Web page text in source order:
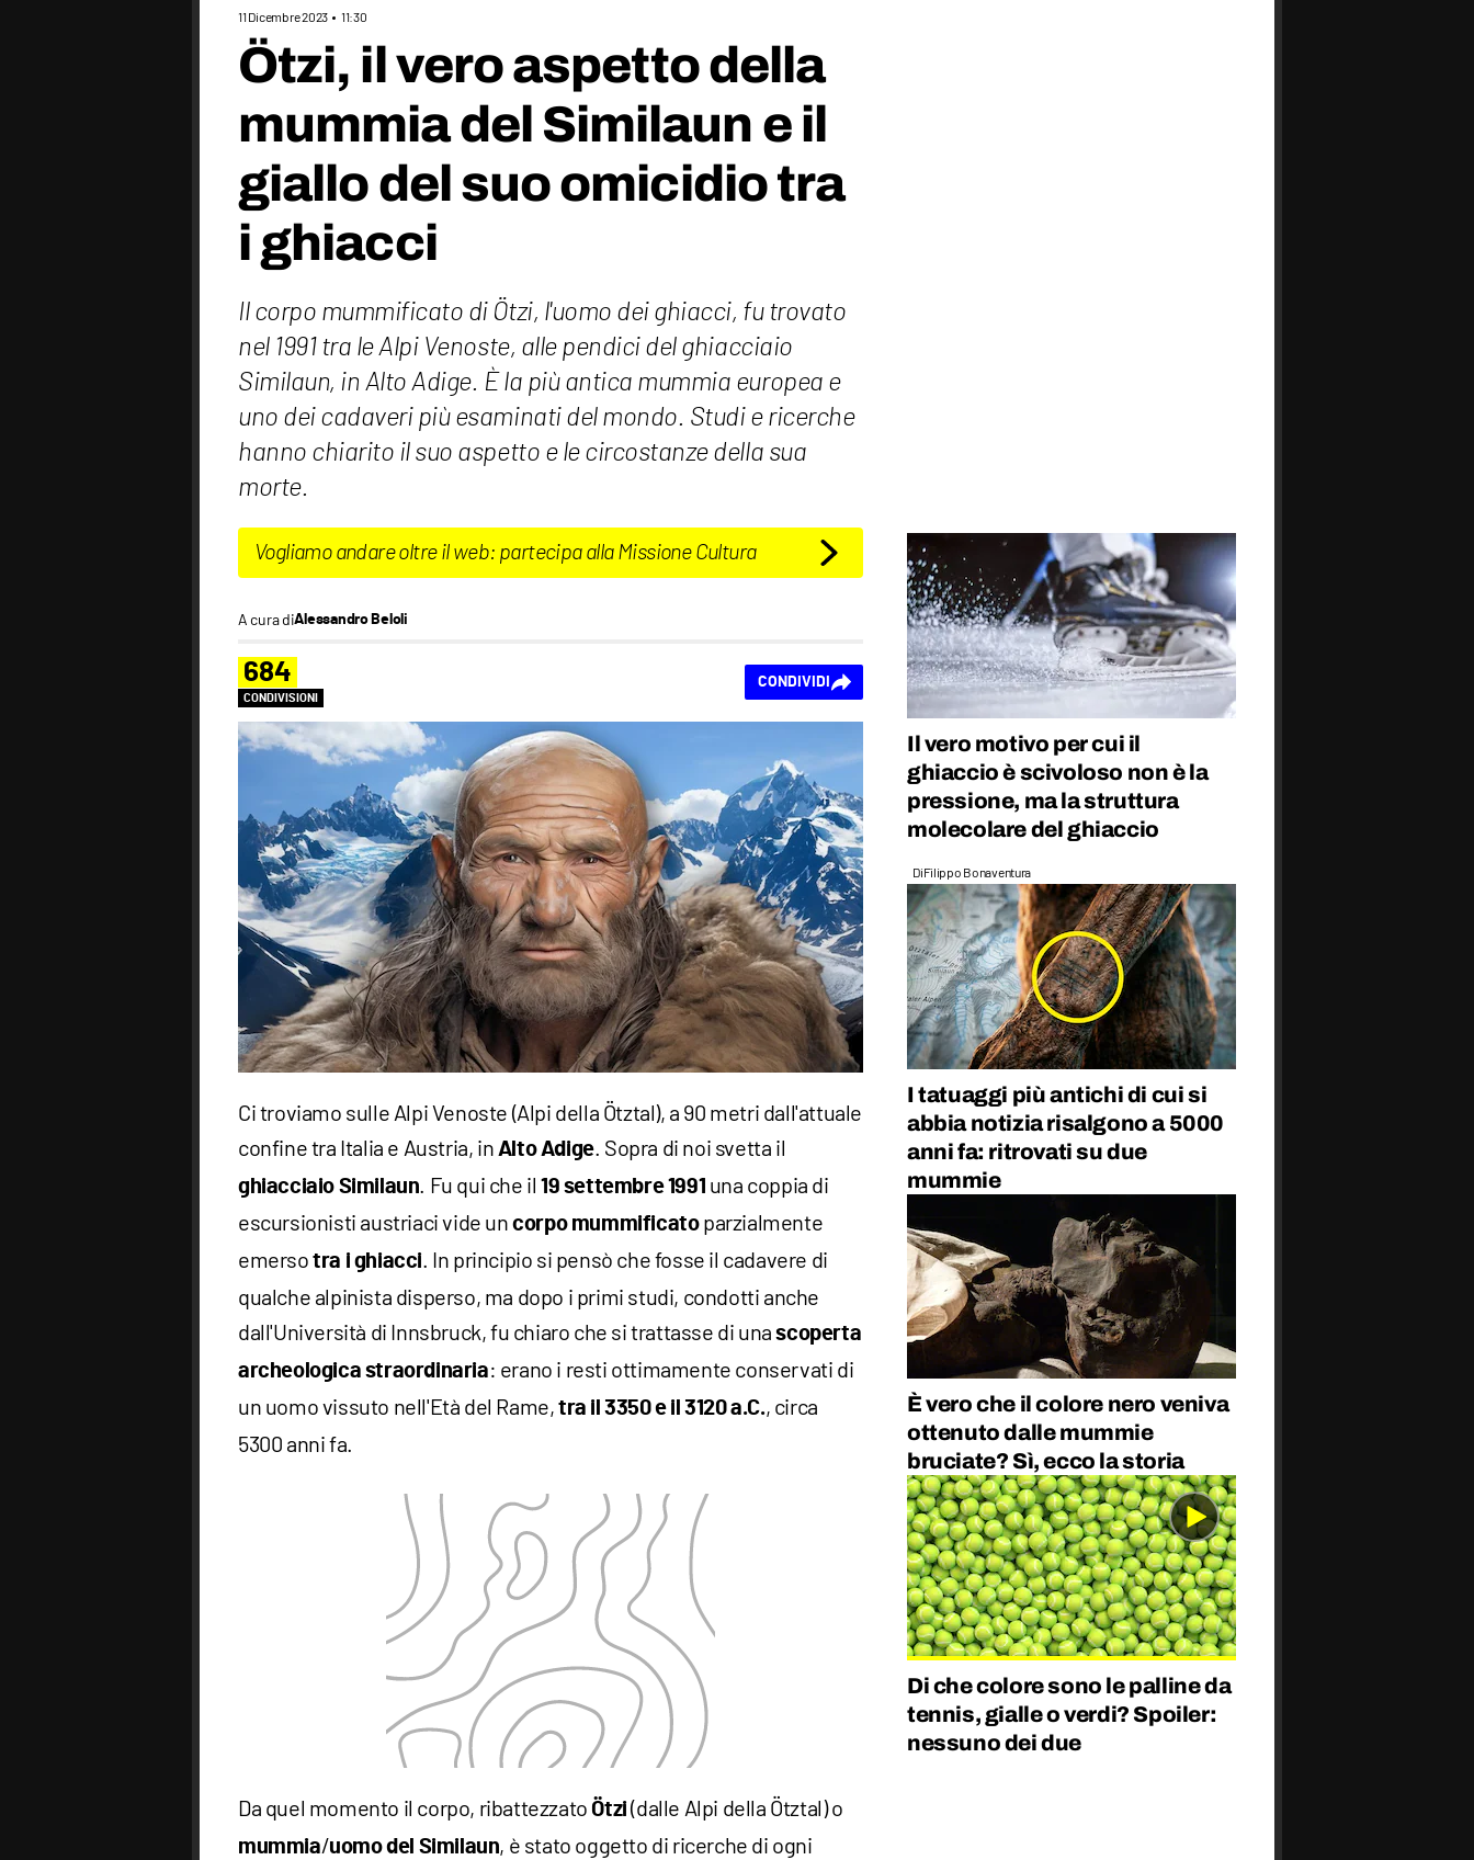
11 Dicembre 2023 11:30
Ötzi, il vero aspetto della
mummia del Similaun e il
giallo del suo omicidio tra
i ghiacci
Il corpo mummificato di Ötzi, l'uomo dei ghiacci, fu trovato
nel 1991 tra le Alpi Venoste, alle pendici del ghiacciaio
Similaun, in Alto Adige. È la più antica mummia europea e
uno dei cadaveri più esaminati del mondo. Studi e ricerche
hanno chiarito il suo aspetto e le circostanze della sua
morte.
Vogliamo andare oltre il web: partecipa alla Missione Cultura
A cura diAlessandro Beloli
684
CONDIVISIONI
CONDIVIDI
Ci troviamo sulle Alpi Venoste (Alpi della Ötztal), a 90 metri dall'attuale
confine tra Italia e Austria, in Alto Adige. Sopra di noi svetta il
ghiacciaio Similaun. Fu qui che il19 settembre 1991 una coppia di
escursionisti austriaci vide uncorpo mummificatoparzialmente
emersotra i ghiacci. In principio si pensò che fosse il cadavere di
qualche alpinista disperso, ma dopo i primi studi, condotti anche
dall'Università di Innsbruck, fu chiaro che si trattasse di unascoperta
archeologica straordinaria: erano i resti ottimamente conservati di
un uomo vissuto nell'Età del Rame,tra il 3350 e il 3120 a.C., circa
5300 anni fa.
Da quel momento il corpo, ribattezzato Ötzi (dalle Alpi della Ötztal) o
mummia/uomo del Similaun, è stato oggetto di ricerche di ogni
Il vero motivo per cui il
ghiaccio è scivoloso non è la
pressione, ma la struttura
molecolare del ghiaccio
DiFilippo Bonaventura
I tatuaggi più antichi di cui si
abbia notizia risalgono a 5000
anni fa: ritrovati su due
mummie
È vero che il colore nero veniva
ottenuto dalle mummie
bruciate? Sì, ecco la storia
Di che colore sono le palline da
tennis, gialle o verdi? Spoiler:
nessuno dei due